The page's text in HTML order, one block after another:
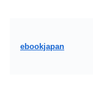
ebookjapan